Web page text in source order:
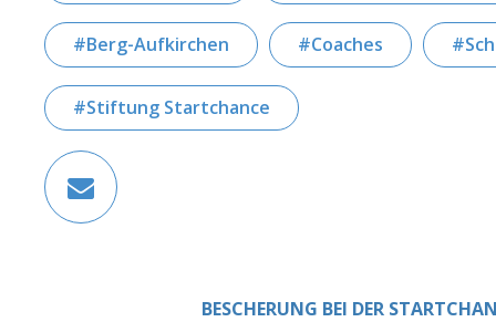
Berg-Aufkirchen Coaches
Stiftung Startchance
BESCHERUNG BEI DER